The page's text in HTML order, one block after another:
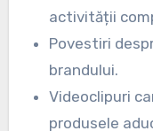
activității
Povestiri
brandului.
Videoclipuri
produsele